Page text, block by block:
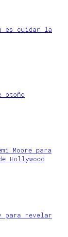
es cuidar la
otoño
Moore para
Hollywood
para revelar